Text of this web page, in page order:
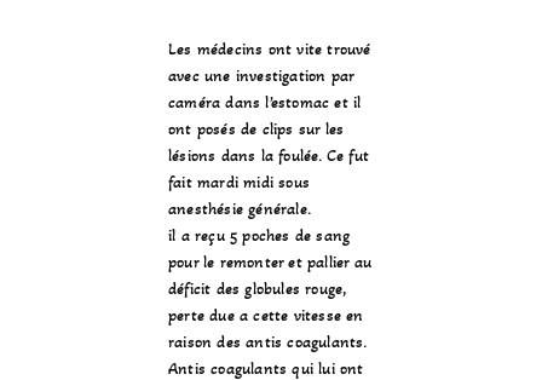
Les médecins ont vite trouvé
avec une investigation par
caméra dans l’estomac et il
ont posés de clips sur les
lésions dans la foulée. Ce fut
fait mardi midi sous
anesthésie générale.
il a reçu 5 poches de sang
pour le remonter et pallier au
déficit des globules rouge,
perte due a cette vitesse en
raison des antis coagulants.
Antis coagulants qui lui ont